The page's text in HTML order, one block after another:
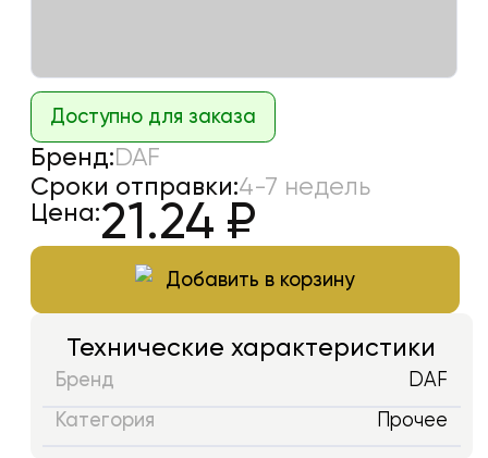
Доступно для заказа
Бренд:DAF
Сроки отправки:4-7 недель
Цена:21.24 ₽
Добавить в корзину
Технические характеристики
Бренд DAF
Категория Прочее